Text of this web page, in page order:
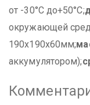
от -30°С до+50°С;
окружающей
190х190х60мм;
аккумулятором);